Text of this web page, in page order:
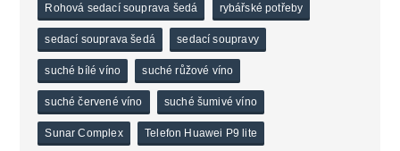
Rohová sedací souprava šedá rybářské potřeby
sedací souprava šedá sedací soupravy
suché bílé víno suché růžové víno
suché červené víno suché šumivé víno
Sunar Complex Telefon Huawei P9 lite